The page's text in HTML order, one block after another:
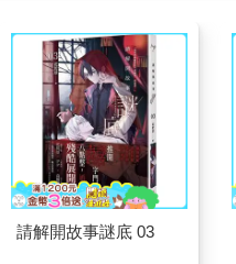
請解開故事謎底 03